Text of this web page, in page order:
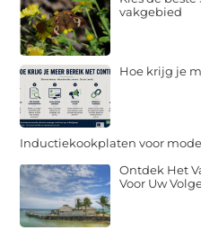
vakgebied
Hoe krijg je
Inductiekookplaten voor
Ontdek Het
Voor Uw